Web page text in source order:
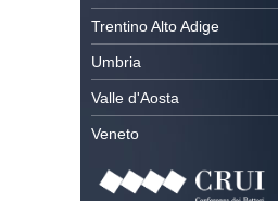
Trentino Alto Adige
Umbria
Valle d'Aosta
Veneto